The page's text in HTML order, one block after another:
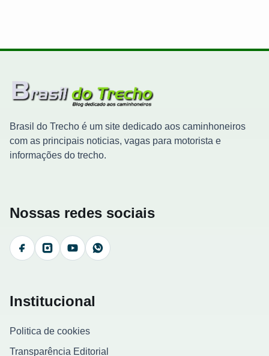
Brasil do Trecho é um site dedicado aos caminhoneiros
com as principais noticias, vagas para motorista e
informações do trecho.
Nossas redes sociais
FacebookInstagramYouTubeWhatsApp
Institucional
Politica de cookies
Transparência Editorial